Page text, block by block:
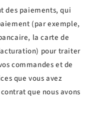
des paiements, qui
(par exemple,
la carte de
pour traiter
commandes et de
que vous avez
que nous avons